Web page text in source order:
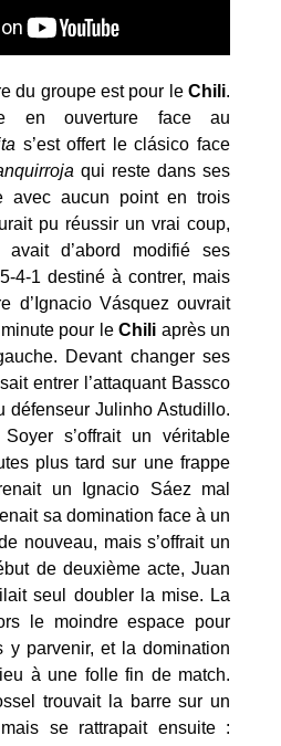
du groupe est pour le Chili.
en ouverture face au
s’est offert le clásico face
qui reste dans ses
avec aucun point en trois
pu réussir un vrai coup,
d’abord modifié ses
4-1 destiné à contrer, mais
d’Ignacio Vásquez ouvrait
minute pour le Chili après un
Devant changer ses
entrer l’attaquant Bassco
défenseur Julinho Astudillo.
s’offrait un véritable
plus tard sur une frappe
un Ignacio Sáez mal
sa domination face à un
nouveau, mais s’offrait un
de deuxième acte, Juan
seul doubler la mise. La
le moindre espace pour
y parvenir, et la domination
à une folle fin de match.
trouvait la barre sur un
mais se rattrapait ensuite :